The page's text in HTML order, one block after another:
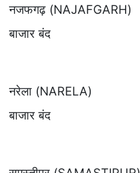
नजफगढ़ (NAJAFGARH)
बाजार बंद
नरेला (NARELA)
बाजार बंद